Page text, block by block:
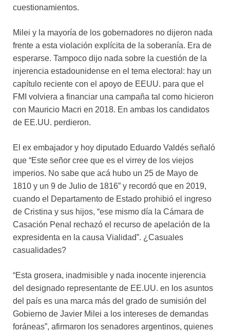
cuestionamientos.
Milei y la mayoría de los gobernadores no dijeron nada
frente a esta violación explícita de la soberanía. Era de
esperarse. Tampoco dijo nada sobre la cuestión de la
injerencia estadounidense en el tema electoral: hay un
capítulo reciente con el apoyo de EEUU. para que el
FMI volviera a financiar una campaña tal como hicieron
con Mauricio Macri en 2018. En ambas los candidatos
de EE.UU. perdieron.
El ex embajador y hoy diputado Eduardo Valdés señaló
que “Este señor cree que es el virrey de los viejos
imperios. No sabe que acá hubo un 25 de Mayo de
1810 y un 9 de Julio de 1816” y recordó que en 2019,
cuando el Departamento de Estado prohibió el ingreso
de Cristina y sus hijos, “ese mismo día la Cámara de
Casación Penal rechazó el recurso de apelación de la
expresidenta en la causa Vialidad”. ¿Casuales
casualidades?
“Esta grosera, inadmisible y nada inocente injerencia
del designado representante de EE.UU. en los asuntos
del país es una marca más del grado de sumisión del
Gobierno de Javier Milei a los intereses de demandas
foráneas”, afirmaron los senadores argentinos, quienes